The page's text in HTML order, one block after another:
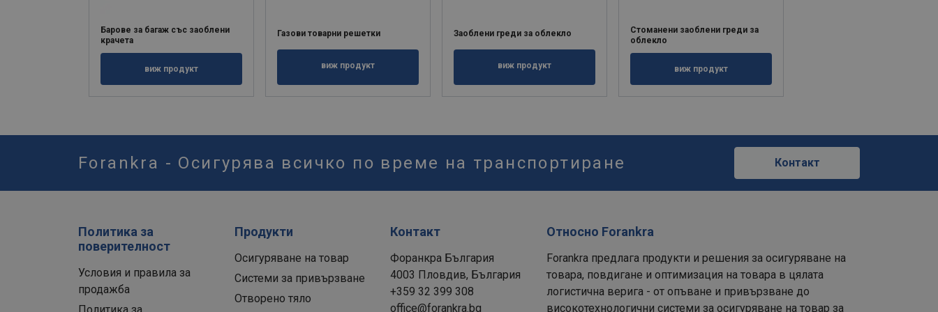
Барове за багаж със заоблени
крачета
виж продукт
Газови товарни решетки
виж продукт
Заоблени греди за облекло
виж продукт
Стоманени заоблени греди за
облекло
виж продукт
Forankra - Осигурява всичко по време на транспортиране Контакт
Политика за
поверителност
Условия и правила за
продажба
Продукти
Осигуряване на товар
Системи за привързване
Отворено тяло
Контакт
Форанкра България
4003 Пловдив, България
+359 32 399 308
office@forankra.bg
Относно Forankra
Forankra предлага продукти и решения за осигуряване на
товара, повдигане и оптимизация на товара в цялата
логистична верига - от опъване и привързване до
високотехнологични системи за осигуряване на товар за